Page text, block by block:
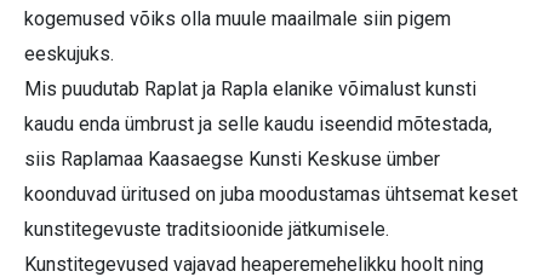
kogemused võiks olla muule maailmale siin pigem
eeskujuks.
Mis puudutab Raplat ja Rapla elanike võimalust kunsti
kaudu enda ümbrust ja selle kaudu iseendid mõtestada,
siis Raplamaa Kaasaegse Kunsti Keskuse ümber
koonduvad üritused on juba moodustamas ühtsemat keset
kunstitegevuste traditsioonide jätkumisele.
Kunstitegevused vajavad heaperemehelikku hoolt ning